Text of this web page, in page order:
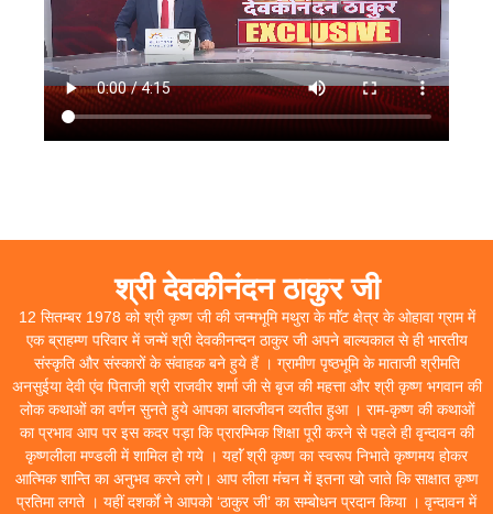
श्री देवकीनंदन ठाकुर जी
12 सितम्बर 1978 को श्री कृष्ण जी की जन्मभूमि मथुरा के माॅंट क्षेत्र के ओहावा ग्राम में
एक ब्राहम्ण परिवार में जन्में श्री देवकीनन्दन ठाकुर जी अपने बाल्यकाल से ही भारतीय
संस्कृति और संस्कारों के संवाहक बने हुये हैं । ग्रामीण पृष्ठभूमि के माताजी श्रीमति
अनसुईया देवी एंव पिताजी श्री राजवीर शर्मा जी से बृज की महत्ता और श्री कृष्ण भगवान की
लोक कथाओं का वर्णन सुनते हुये आपका बालजीवन व्यतीत हुआ । राम-कृष्ण की कथाओं
का प्रभाव आप पर इस कदर पड़ा कि प्रारम्भिक शिक्षा पूरी करने से पहले ही वृन्दावन की
कृष्णलीला मण्डली में शामिल हो गये । यहाॅं श्री कृष्ण का स्वरूप निभाते कृष्णमय होकर
आत्मिक शान्ति का अनुभव करने लगे। आप लीला मंचन में इतना खो जाते कि साक्षात कृष्ण
प्रतिमा लगते । यहीं दशर्कों ने आपको ‘ठाकुर जी’ का सम्बोधन प्रदान किया । वृन्दावन में